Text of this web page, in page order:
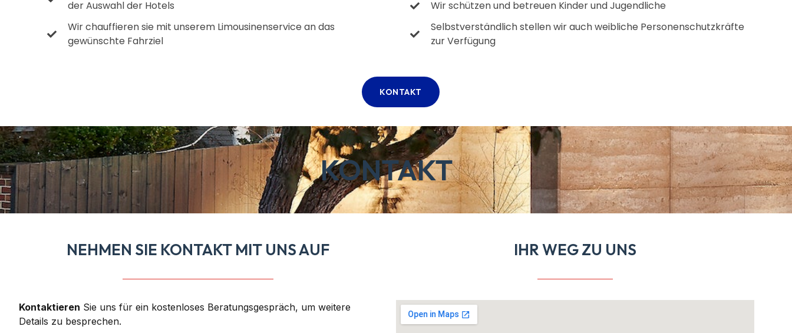
der Auswahl der Hotels
Wir chauffieren sie mit unserem Limousinenservice an das
gewünschte Fahrziel
Wir schützen und betreuen Kinder und Jugendliche
Selbstverständlich stellen wir auch weibliche Personenschutzkräfte
zur Verfügung
KONTAKT
KONTAKT
NEHMEN SIE KONTAKT MIT UNS AUF
Kontaktieren Sie uns für ein kostenloses Beratungsgespräch, um weitere
Details zu besprechen.
IHR WEG ZU UNS